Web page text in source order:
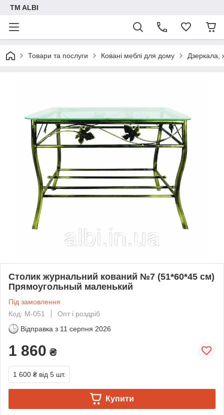
TM ALBI
Товари та послуги Ковані меблі для дому Дзеркала,
Столик журнальний кований №7 (51*60*45 см)
Прямоугольный маленький
Під замовлення
Код: М-051
Опт і роздріб
Відправка з 11 серпня 2026
1 860 ₴
1 600 ₴ від 5 шт.
Купити